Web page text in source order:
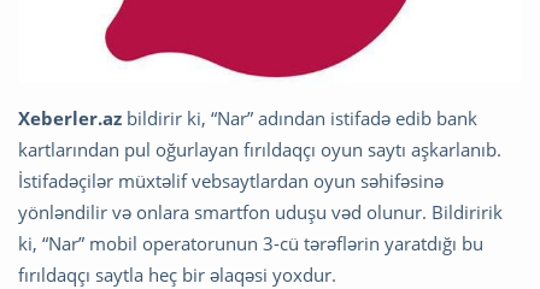
Xeberler.az bildirir ki, “Nar” adından istifadə edib bank
kartlarından pul oğurlayan fırıldaqçı oyun saytı aşkarlanıb.
İstifadəçilər müxtəlif vebsaytlardan oyun səhifəsinə
yönləndilir və onlara smartfon uduşu vəd olunur. Bildiririk
ki, “Nar” mobil operatorunun 3-cü tərəflərin yaratdığı bu
fırıldaqçı saytla heç bir əlaqəsi yoxdur.